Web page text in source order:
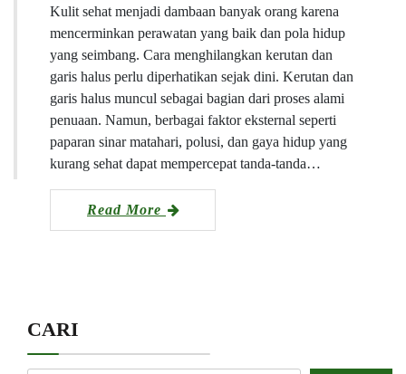
Kulit sehat menjadi dambaan banyak orang karena
mencerminkan perawatan yang baik dan pola hidup
yang seimbang. Cara menghilangkan kerutan dan
garis halus perlu diperhatikan sejak dini. Kerutan dan
garis halus muncul sebagai bagian dari proses alami
penuaan. Namun, berbagai faktor eksternal seperti
paparan sinar matahari, polusi, dan gaya hidup yang
kurang sehat dapat mempercepat tanda-tanda…
Read More
CARI